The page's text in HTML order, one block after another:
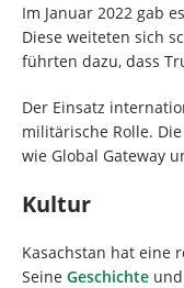
Im Januar 2022 gab
Diese weiteten sich
führten dazu, dass
Der Einsatz
militärische Rolle.
wie Global Gateway
Kultur
Kasachstan hat eine
Seine Geschichte